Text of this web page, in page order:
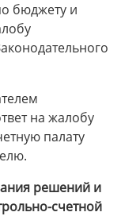
бюджету и
на жалобу
палату
решений и
счетной